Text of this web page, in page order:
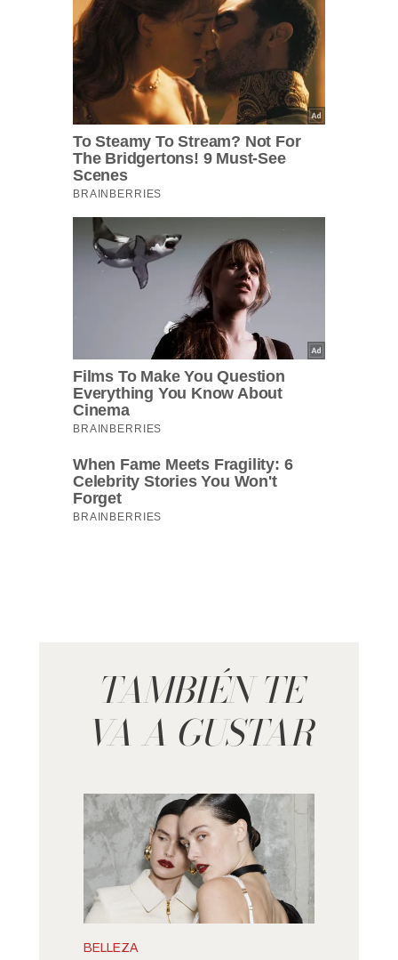
TAMBIÉN TE
VA A GUSTAR
BELLEZA